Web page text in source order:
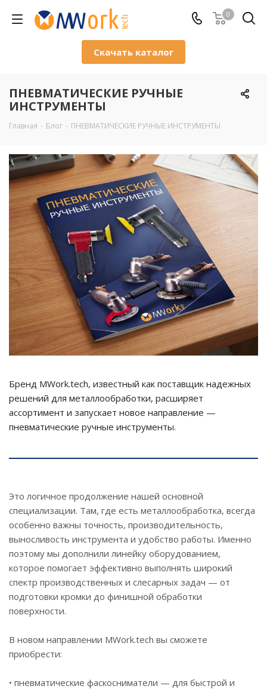
0
Скачать каталог
ПНЕВМАТИЧЕСКИЕ РУЧНЫЕ
ИНСТРУМЕНТЫ
Главная - Блог - ПНЕВМАТИЧЕСКИЕ РУЧНЫЕ ИНСТРУМЕНТЫ
Бренд MWork.tech, известный как поставщик надежных
решений для металлообработки, расширяет
ассортимент и запускает новое направление —
пневматические ручные инструменты.
Это логичное продолжение нашей основной
специализации. Там, где есть металлообработка, всегда
особенно важны точность, производительность,
выносливость инструмента и удобство работы. Именно
поэтому мы дополнили линейку оборудованием,
которое помогает эффективно выполнять широкий
спектр производственных и слесарных задач — от
подготовки кромки до финишной обработки
поверхности.
В новом направлении MWork.tech вы сможете
приобрести:
• пневматические фаскосниматели — для быстрой и